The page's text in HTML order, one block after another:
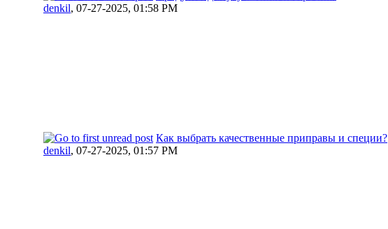
denkil, 07-27-2025, 01:58 PM
Как выбрать качественные приправы и специи?
denkil, 07-27-2025, 01:57 PM